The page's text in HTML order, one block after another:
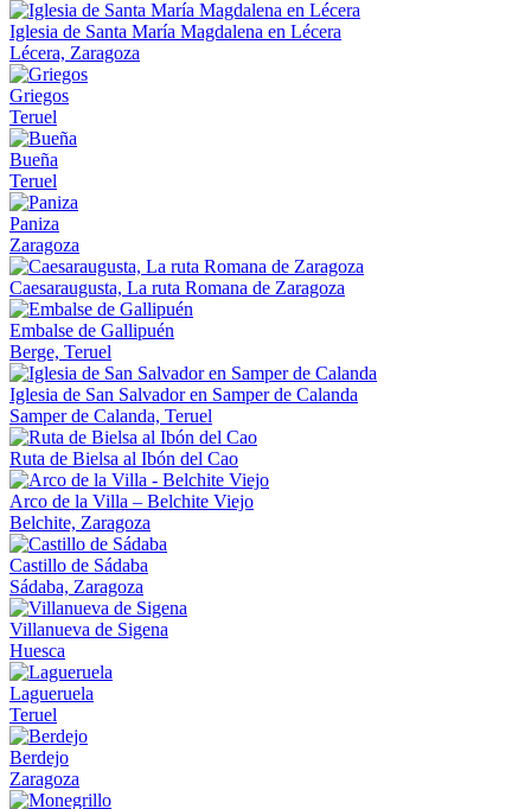
Iglesia de Santa María Magdalena en Lécera
Lécera, Zaragoza
Griegos
Teruel
Bueña
Teruel
Paniza
Zaragoza
Caesaraugusta, La ruta Romana de Zaragoza
Embalse de Gallipuén
Berge, Teruel
Iglesia de San Salvador en Samper de Calanda
Samper de Calanda, Teruel
Ruta de Bielsa al Ibón del Cao
Arco de la Villa – Belchite Viejo
Belchite, Zaragoza
Castillo de Sádaba
Sádaba, Zaragoza
Villanueva de Sigena
Huesca
Lagueruela
Teruel
Berdejo
Zaragoza